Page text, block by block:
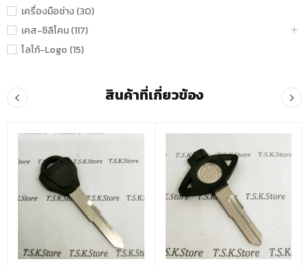
เครื่องมือช่าง (30)
เคส-ซิลิโคน (117)
โลโก้-Logo (15)
สินค้าที่เกี่ยวข้อง